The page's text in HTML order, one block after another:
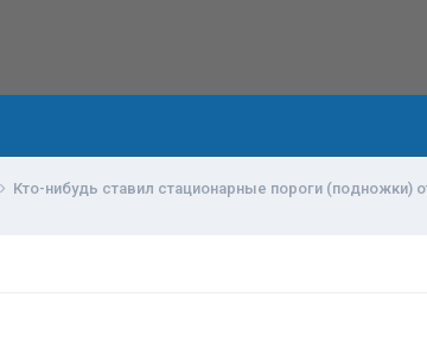
Кто-нибудь ставил стационарные пороги (подножки)